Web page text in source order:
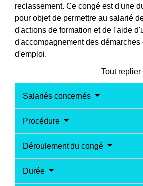
reclassement. Ce congé est d'une
pour objet de permettre au salarié
d'actions de formation et de l'aide
d'accompagnement des démarches
d'emploi.
Tout replier
Salariés concernés
Procédure
Déroulement du congé
Durée